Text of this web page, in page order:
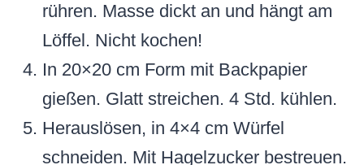
rühren. Masse dickt an und hängt am
Löffel. Nicht kochen!
In 20×20 cm Form mit Backpapier
gießen. Glatt streichen. 4 Std. kühlen.
Herauslösen, in 4×4 cm Würfel
schneiden. Mit Hagelzucker bestreuen.